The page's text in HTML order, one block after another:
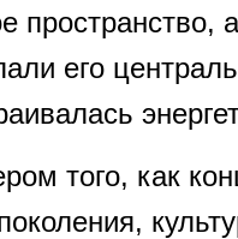
пространство,
его
того, как